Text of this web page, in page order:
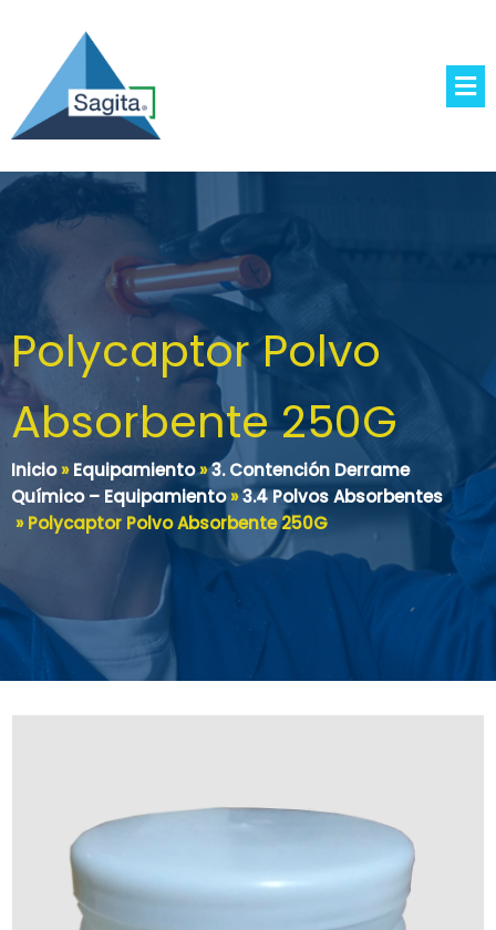
Polycaptor Polvo
Absorbente 250G
Inicio»Equipamiento»3. Contención Derrame
Químico – Equipamiento»3.4 Polvos Absorbentes
»Polycaptor Polvo Absorbente 250G